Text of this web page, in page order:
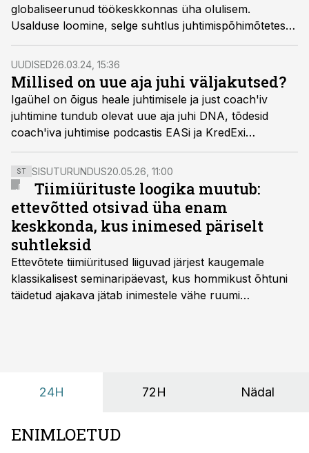
globaliseerunud töökeskkonnas üha olulisem.
Usalduse loomine, selge suhtlus juhtimispõhimõtetes ja
eesmärkide jagamine mängivad olulist rolli, tagades
meeskonna ühtsuse ja produktiivsuse ka siis, kui
tiimiliikmed on üksteisest kaugel.
UUDISED26.03.24, 15:36
Millised on uue aja juhi väljakutsed?
Igaühel on õigus heale juhtimisele ja just coach'iv
juhtimine tundub olevat uue aja juhi DNA, tõdesid
coach'iva juhtimise podcastis EASi ja KredExi
ühendasutuse kommunikatsiooni- ja
turundusvaldkonna juht Birgit Kermes, Coop panga
juhatuse esimees Margus Rink ning Fontese
juhtivkonsultant ja karjääri-coach Tiiu Allikvee.
ST SISUTURUNDUS20.05.26, 11:00
Tiimiürituste loogika muutub:
ettevõtted otsivad üha enam
keskkonda, kus inimesed päriselt
suhtleksid
Ettevõtete tiimiüritused liiguvad järjest kaugemale
klassikalisest seminaripäevast, kus hommikust õhtuni
täidetud ajakava jätab inimestele vähe ruumi
24H 72H Nädal
ENIMLOETUD